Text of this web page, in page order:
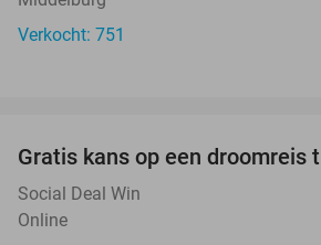
Verkocht: 751
Gratis kans op een droomreis
Social Deal Win
Online